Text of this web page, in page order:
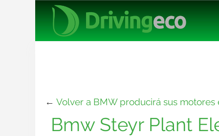
← Volver a BMW producirá sus
Bmw Steyr Plant